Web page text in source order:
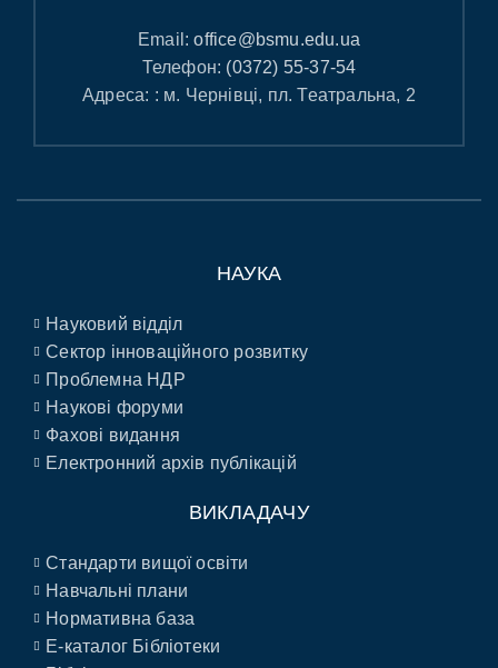
Email:office@bsmu.edu.ua
Телефон: (0372) 55-37-54
Адреса: : м. Чернівці, пл. Театральна, 2
НАУКА
Науковий відділ
Сектор інноваційного розвитку
Проблемна НДР
Наукові форуми
Фахові видання
Електронний архів публікацій
ВИКЛАДАЧУ
Стандарти вищої освіти
Навчальні плани
Нормативна база
E-каталог Бібліотеки